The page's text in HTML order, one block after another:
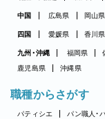
中国 広島県 岡山県
四国 愛媛県 香川県
九州・沖縄 福岡県
鹿児島県
沖縄県
職種からさがす
パティシエ パン職人・